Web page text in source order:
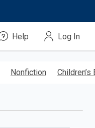
Help Log In
Nonfiction Children’s